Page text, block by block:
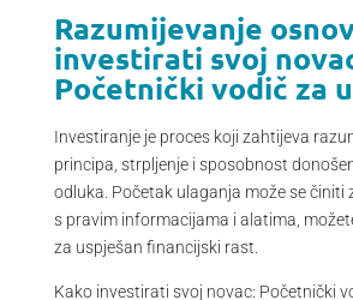
Razumijevanje
investirati svoj
Početnički vodič za
Investiranje je proces koji zahtijeva
principa, strpljenje i sposobnost
odluka. Početak ulaganja može se činiti
s pravim informacijama i alatima,
za uspješan financijski rast.
Kako investirati svoj novac: Početnički